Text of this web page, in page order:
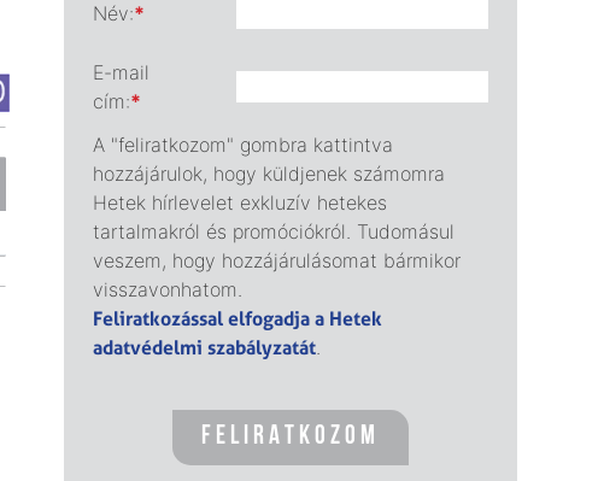
Név:*
E-mail
cím:*
A "feliratkozom" gombra kattintva
hozzájárulok, hogy küldjenek számomra
Hetek hírlevelet exkluzív hetekes
tartalmakról és promóciókról. Tudomásul
veszem, hogy hozzájárulásomat bármikor
visszavonhatom.
Feliratkozással elfogadja a Hetek
adatvédelmi szabályzatát.